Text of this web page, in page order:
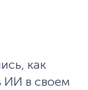
как
ИИ в своем